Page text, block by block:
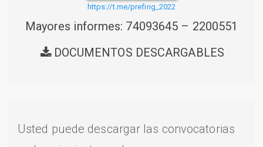
https://t.me/prefing_2022
Mayores informes: 74093645 – 2200551
DOCUMENTOS DESCARGABLES
Usted puede descargar las convocatorias